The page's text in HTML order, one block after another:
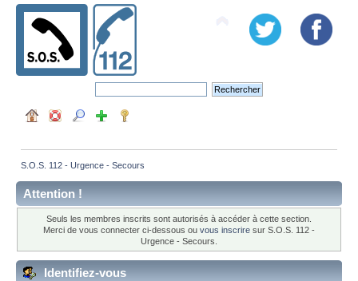
S.O.S. 112 - Urgence - Secours
Attention !
Seuls les membres inscrits sont autorisés à accéder à cette section.
Merci de vous connecter ci-dessous ou vous inscrire sur S.O.S. 112 -
Urgence - Secours.
Identifiez-vous